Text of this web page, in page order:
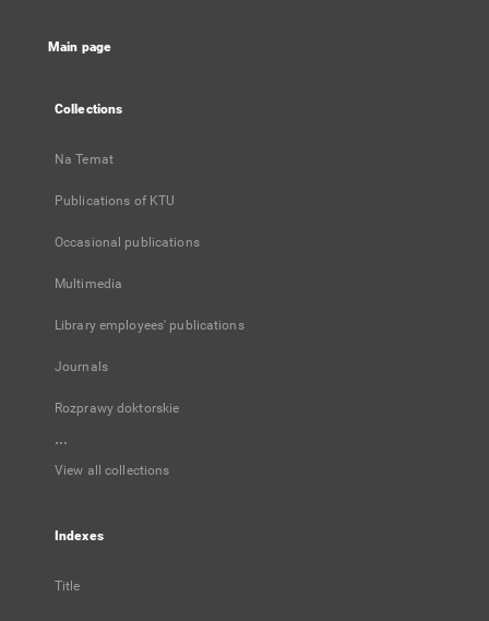
new
Main page
Collections
Na Temat
Publications of KTU
Occasional publications
Multimedia
Library employees' publications
Journals
Rozprawy doktorskie
...
View all collections
Indexes
Title